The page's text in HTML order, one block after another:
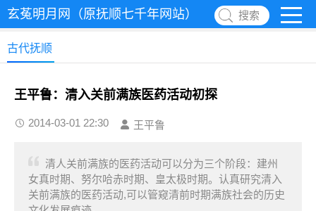
玄菟明月网（原抚顺七千年网站） 搜索
古代抚顺
王平鲁：清入关前满族医药活动初探
2014-03-01 22:30 王平鲁
清人关前满族的医药活动可以分为三个阶段：建州
女真时期、努尔哈赤时期、皇太极时期。认真研究清入
关前满族的医药活动,可以管窥清前时期满族社会的历史